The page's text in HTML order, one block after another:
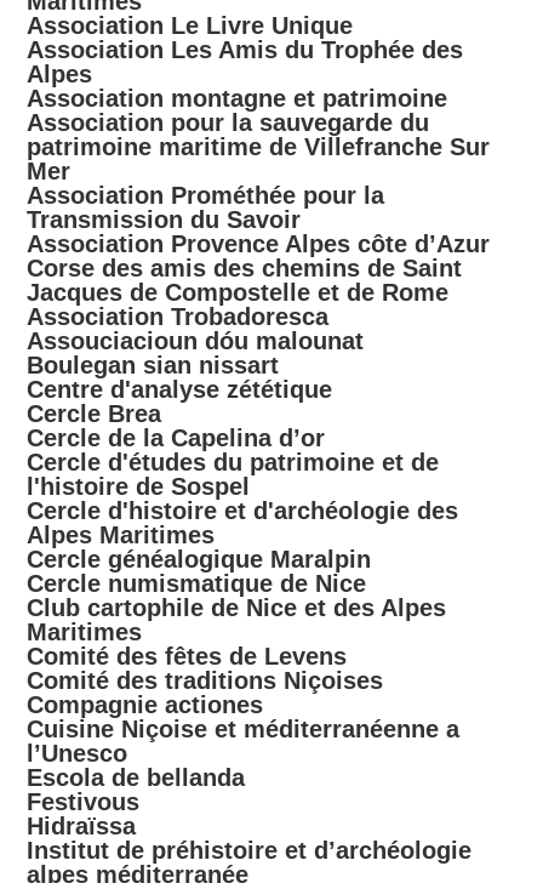
Association Le Livre Unique​
Association Les Amis du Trophée des
Alpes
Association montagne et patrimoine
Association pour la sauvegarde du
patrimoine maritime de Villefranche Sur
Mer
Association Prométhée pour la
Transmission du Savoir
Association Provence Alpes côte d’Azur
Corse des amis des chemins de Saint
Jacques de Compostelle et de Rome
Association Trobadoresca
Assouciacioun dóu malounat
Boulegan sian nissart
Centre d'analyse zététique
Cercle Brea
Cercle de la Capelina d’or
Cercle d'études du patrimoine et de
l'histoire de Sospel
Cercle d'histoire et d'archéologie des
Alpes Maritimes
Cercle généalogique Maralpin
Cercle numismatique de Nice
Club cartophile de Nice et des Alpes
Maritimes
Comité des fêtes de Levens
Comité des traditions Niçoises
Compagnie actiones
Cuisine Niçoise et méditerranéenne a
l’Unesco
Escola de bellanda
Festivous
Hidraïssa
Institut de préhistoire et d’archéologie
alpes méditerranée